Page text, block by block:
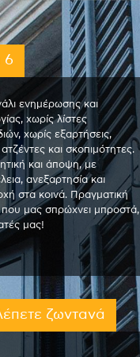
6
ενημέρωσης και
χωρίς λίστες
χωρίς εξαρτήσεις,
και σκοπιμότητες.
και άποψη, με
ανεξαρτησία και
στα κοινά. Πραγματική
μας σπρώχνει μπροστά,
μας!
ζωντανά